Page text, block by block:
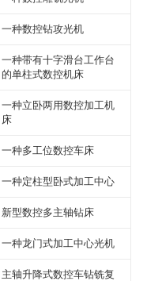
一种数控钻攻光机
一种带有十字滑台工作台
的单柱式数控机床
一种立卧两用数控加工机
床
一种多工位数控车床
一种定柱型卧式加工中心
新型数控多主轴钻床
一种龙门式加工中心光机
主轴升降式数控车钻铣复